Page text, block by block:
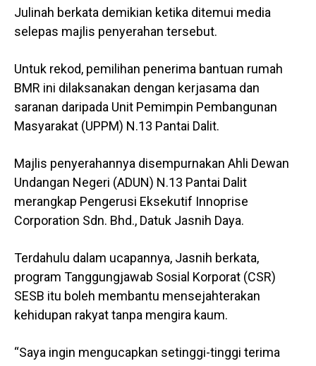
Julinah berkata demikian ketika ditemui media
selepas majlis penyerahan tersebut.
Untuk rekod, pemilihan penerima bantuan rumah
BMR ini dilaksanakan dengan kerjasama dan
saranan daripada Unit Pemimpin Pembangunan
Masyarakat (UPPM) N.13 Pantai Dalit.
Majlis penyerahannya disempurnakan Ahli Dewan
Undangan Negeri (ADUN) N.13 Pantai Dalit
merangkap Pengerusi Eksekutif Innoprise
Corporation Sdn. Bhd., Datuk Jasnih Daya.
Terdahulu dalam ucapannya, Jasnih berkata,
program Tanggungjawab Sosial Korporat (CSR)
SESB itu boleh membantu mensejahterakan
kehidupan rakyat tanpa mengira kaum.
“Saya ingin mengucapkan setinggi-tinggi terima